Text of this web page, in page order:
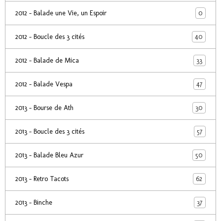
2012 - Balade une Vie, un Espoir 0
2012 - Boucle des 3 cités 40
2012 - Balade de Mica 33
2012 - Balade Vespa 47
2013 - Bourse de Ath 30
2013 - Boucle des 3 cités 57
2013 - Balade Bleu Azur 50
2013 - Retro Tacots 62
2013 - Binche 37